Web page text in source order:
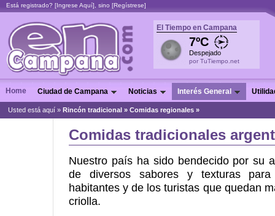
Está registrado? [Ingrese Aquí], sino [Regístrese]
El Tiempo en Campana
7ºC
Despejado
por TuTiempo.net
Home Ciudad de Campana Noticias Interés General
Usted está aquí » Rincón tradicional » Comidas regionales »
Comidas tradicionales
Nuestro país ha sido bendecido por su
de diversos sabores y texturas
habitantes y de los turistas que quedan
criolla.